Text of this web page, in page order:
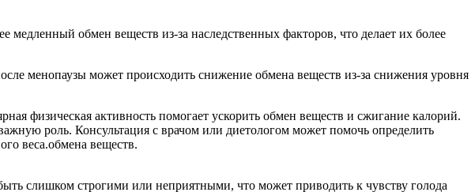
медленный обмен веществ из-за наследственных факторов, что делает их более
менопаузы может происходить снижение обмена веществ из-за снижения уровня
физическая активность помогает ускорить обмен веществ и сжигание калорий.
роль. Консультация с врачом или диетологом может помочь определить
веса.обмена веществ.
слишком строгими или неприятными, что может приводить к чувству голода